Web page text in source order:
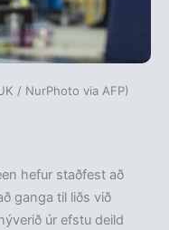
/ NurPhoto via AFP)
hefur staðfest að
ganga til liðs við
úr efstu deild